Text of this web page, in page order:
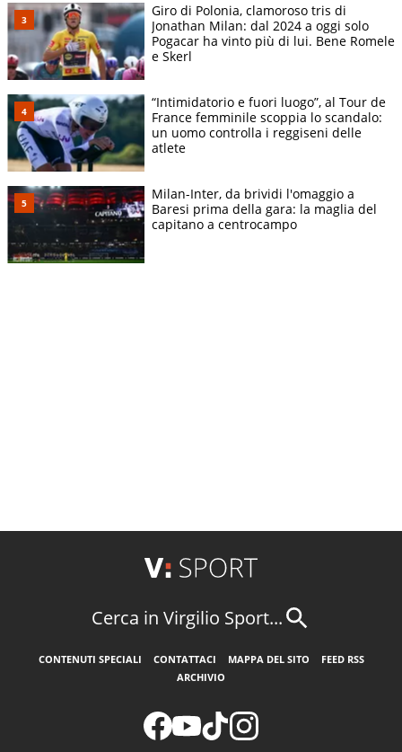
Giro di Polonia, clamoroso tris di
Jonathan Milan: dal 2024 a oggi solo
Pogacar ha vinto più di lui. Bene Romele
e Skerl
“Intimidatorio e fuori luogo”, al Tour de
France femminile scoppia lo scandalo:
un uomo controlla i reggiseni delle
atlete
Milan-Inter, da brividi l'omaggio a
Baresi prima della gara: la maglia del
capitano a centrocampo
Cerca in Virgilio Sport...
CONTENUTI SPECIALI CONTATTACI MAPPA DEL SITO
FEED RSS
ARCHIVIO